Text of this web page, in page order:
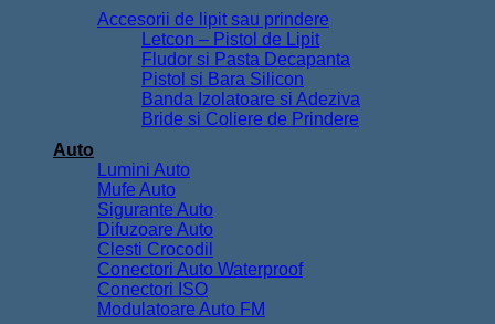
Accesorii de lipit sau prindere
Letcon – Pistol de Lipit
Fludor si Pasta Decapanta
Pistol si Bara Silicon
Banda Izolatoare si Adeziva
Bride si Coliere de Prindere
Auto
Lumini Auto
Mufe Auto
Sigurante Auto
Difuzoare Auto
Clesti Crocodil
Conectori Auto Waterproof
Conectori ISO
Modulatoare Auto FM